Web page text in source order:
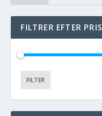
FILTRER EFTER PRIS
FILTER